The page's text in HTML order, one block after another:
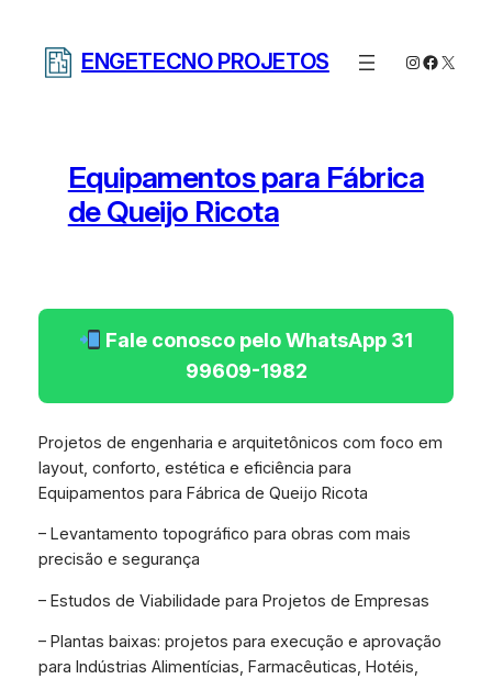
ENGETECNO PROJETOS Instagram
X
Equipamentos para Fábrica
de Queijo Ricota
Fale conosco pelo WhatsApp 31
99609-1982
Projetos de engenharia e arquitetônicos com foco em
layout, conforto, estética e eficiência para
Equipamentos para Fábrica de Queijo Ricota
– Levantamento topográfico para obras com mais
precisão e segurança
– Estudos de Viabilidade para Projetos de Empresas
– Plantas baixas: projetos para execução e aprovação
para Indústrias Alimentícias, Farmacêuticas, Hotéis,